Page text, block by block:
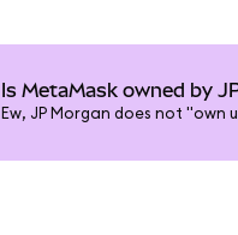
Is MetaMask owned by
Ew, JP Morgan does not "own